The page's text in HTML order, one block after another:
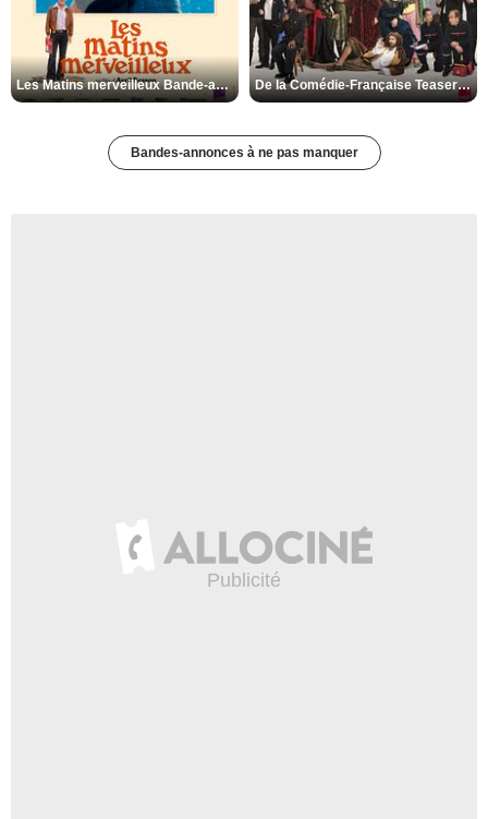
Les Matins merveilleux Bande-annonce VF De la Comédie-Française Teaser VF
Bandes-annonces à ne pas manquer